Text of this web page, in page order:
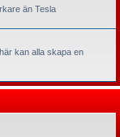
än Tesla
kan alla skapa en